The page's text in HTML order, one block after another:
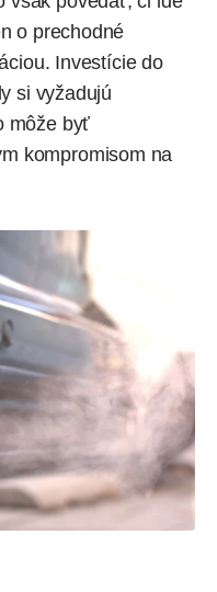
o prechodné
Investície do
si vyžadujú
môže byť
kompromisom na